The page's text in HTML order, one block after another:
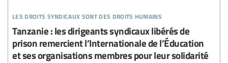
les droits syndicaux sont des droits humains
Tanzanie : les dirigeants syndicaux libérés de
prison remercient l’Internationale de l’Éducation
et ses organisations membres pour leur solidarité